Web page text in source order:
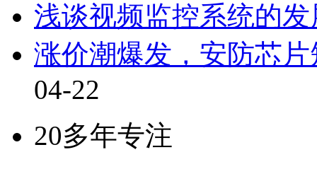
浅谈视频监控系统的
涨价潮爆发，安防芯
04-22
20多年专注